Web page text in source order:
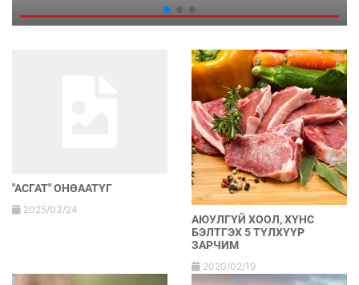
"АСГАТ" ОНӨААТҮГ
2025/03/24
АЮУЛГҮЙ ХООЛ, ХҮНС
БЭЛТГЭХ 5 ТҮЛХҮҮР
ЗАРЧИМ
2020/02/19